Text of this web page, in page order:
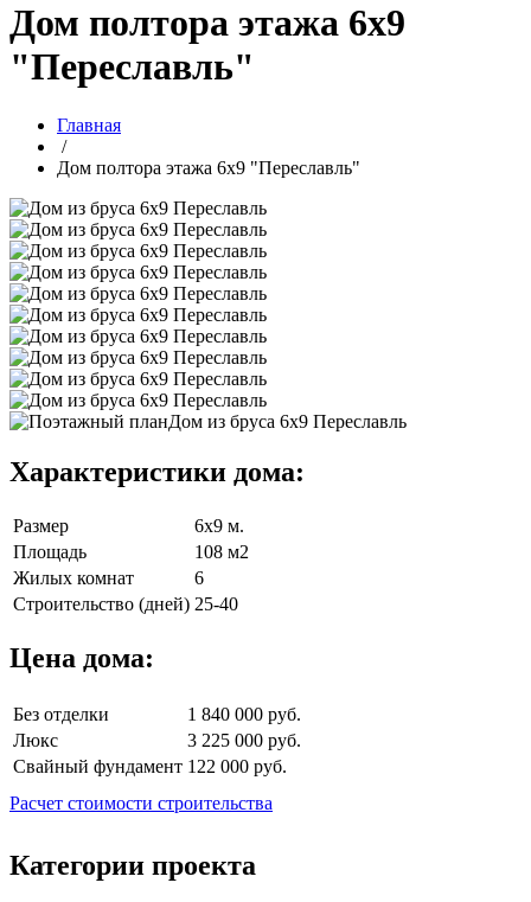
Дом полтора этажа 6х9
"Переславль"
Главная
/
Дом полтора этажа 6х9 "Переславль"
Характеристики дома:
Размер
6х9 м.
Площадь
108 м2
Жилых комнат
6
Строительство (дней) 25-40
Цена дома:
Без отделки
1 840 000 руб.
Люкс
3 225 000 руб.
Свайный фундамент 122 000 руб.
Расчет стоимости строительства
Категории проекта